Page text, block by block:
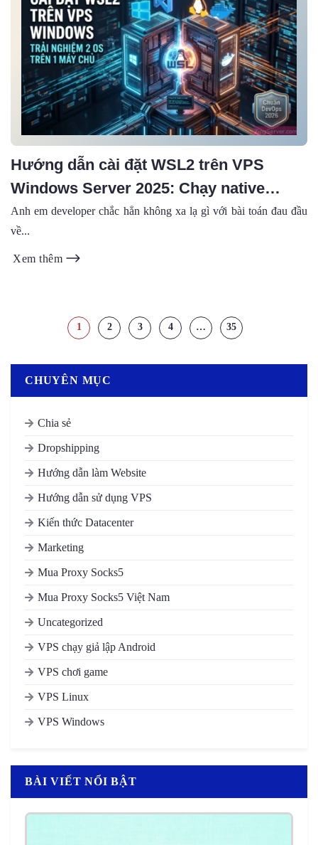
Hướng dẫn cài đặt WSL2 trên VPS
Windows Server 2025: Chạy native
Linux & Docker mượt mà
Anh em developer chắc hẳn không xa lạ gì với bài toán đau đầu
về...
Xem thêm
1 2 3 4 … 35
CHUYÊN MỤC
Chia sẻ
Dropshipping
Hướng dẫn làm Website
Hướng dẫn sử dụng VPS
Kiến thức Datacenter
Marketing
Mua Proxy Socks5
Mua Proxy Socks5 Việt Nam
Uncategorized
VPS chạy giả lập Android
VPS chơi game
VPS Linux
VPS Windows
BÀI VIẾT NỔI BẬT